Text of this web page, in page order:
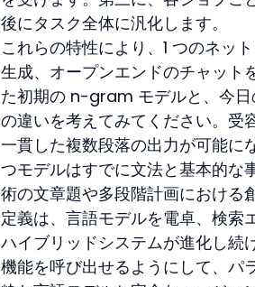
後にタスク全体に汎化します。
これらの特性により、1 つのネッ
生成、オープンエンドのチャット
た初期の n-gram モデルと、今日
の違いを考えてみてください。受
一貫した複数段落の出力が可能に
つモデルはすでに文法と基本的
術の文章題や多段階計画における
定義は、言語モデルを電卓、検索
ハイブリッドシステムが進化し続
機能を呼び出せるようにして、パ